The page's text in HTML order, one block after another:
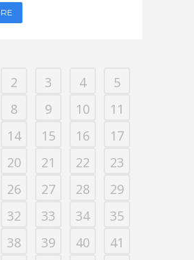
2 3 4
5
8 9 10
11
14 15 16
17
20 21 22
23
26 27 28
29
32 33 34
35
38 39 40
41